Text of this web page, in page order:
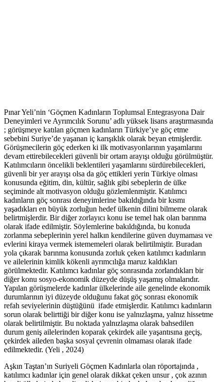
Pınar Yeli’nin ‘Göçmen Kadınların Toplumsal Entegrasyona Dair
Deneyimleri ve Ayrımcılık Sorunu’ adlı yüksek lisans araştırmasında
; görüşmeye katılan göçmen kadınların Türkiye’ye göç etme
sebebini Suriye’de yaşanan iç karışıklık olarak beyan etmişlerdir.
Görüşmecilerin göç ederken ki ilk motivasyonlarının yaşamlarını
devam ettirebilecekleri güvenli bir ortam arayışı olduğu görülmüştür.
Katılımcıların öncelikli beklentileri yaşamlarını sürdürebilecekleri,
güvenli bir yer arayışı olsa da göç ettikleri yerin Türkiye olması
konusunda eğitim, din, kültür, sağlık gibi sebeplerin de ülke
seçiminde alt motivasyon olduğu gözlemlenmiştir. Katılımcı
kadınların göç sonrası deneyimlerine bakıldığında bir kısmı
yaşadıkları en büyük zorluğun hedef ülkenin dilini bilmeme olarak
belirtmişlerdir. Bir diğer zorlayıcı konu ise temel hak olan barınma
olarak ifade edilmiştir. Söylemlerine bakıldığında, bu konuda
zorlanma sebeplerinin yerel halkın kendilerine güven duymaması ve
evlerini kiraya vermek istememeleri olarak belirtilmiştir. Buradan
yola çıkarak barınma konusunda zorluk çeken katılımcı kadınların
ve ailelerinin kimlik kökenli ayrımcılığa maruz kaldıkları
görülmektedir. Katılımcı kadınlar göç sonrasında zorlandıkları bir
diğer konu sosyo-ekonomik düzeyde düşüş yaşamış olmalarıdır.
Yapılan görüşmelerde kadınlar ülkelerinde aile genelinde ekonomik
durumlarının iyi düzeyde olduğunu fakat göç sonrası ekonomik
refah seviyelerinin düştüğünü ifade etmişlerdir. Katılımcı kadınların
sorun olarak belirttiği bir diğer konu ise yalnızlaşma, yalnız hissetme
olarak belirtilmiştir. Bu noktada yalnızlaşma olarak bahsedilen
durum geniş ailelerinden koparak çekirdek aile yaşantısına geçiş,
çekirdek aileden başka sosyal çevrenin olmaması olarak ifade
edilmektedir. (Yeli , 2024)
Aşkın Taştan’ın Suriyeli Göçmen Kadınlarla olan röportajında ,
katılımcı kadınlar için genel olarak dikkat çeken unsur , çok azının